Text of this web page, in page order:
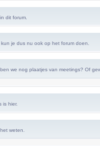
dit forum.
je dus nu ook op het forum doen.
we nog plaatjes van meetings? Of
is hier.
weten.